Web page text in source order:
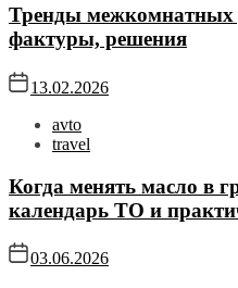
Тренды межкомнатных
фактуры, решения
13.02.2026
avto
travel
Когда менять масло в
календарь ТО и
03.06.2026